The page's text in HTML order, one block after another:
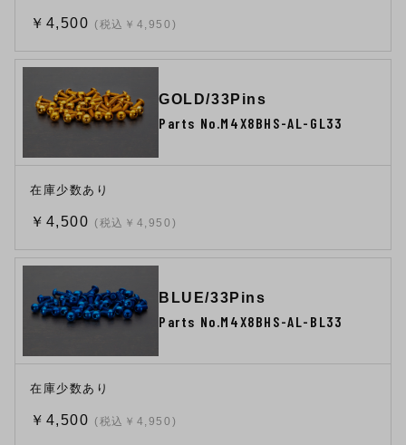
￥4,500 (税込￥4,950)
GOLD/33Pins
Parts No.M4X8BHS-AL-GL33
在庫少数あり
￥4,500 (税込￥4,950)
BLUE/33Pins
Parts No.M4X8BHS-AL-BL33
在庫少数あり
￥4,500 (税込￥4,950)